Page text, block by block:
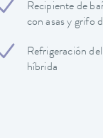
Recipiente de
con asas y grifo
Refrigeración
híbrida